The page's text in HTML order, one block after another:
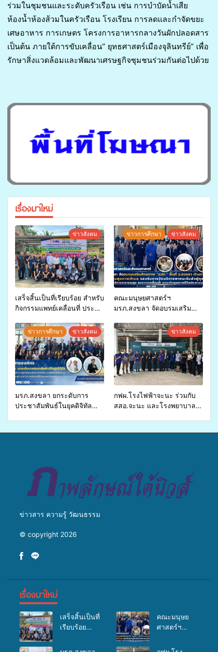
ร่วมในชุมชนและระดับครัวเรือน เช่น การบำบัดน้ำเสีย
ห้องน้ำห้องส้วมในครัวเรือน โรงเรียน การลดและกำจัดขยะ
เศษอาหาร การเกษตร โครงการอาหารกลางวันผักปลอดสาร
เป็นต้น ภายใต้การขับเคลื่อน” ยุทธศาสตร์เมืองจุลินทรีย์” เพื่อ
รักษาสิ่งแวดล้อมและพัฒนาเศรษฐกิจชุมชนร่วมกันต่อไปด้วย
เรื่องมาใหม่
ข่าวสังคม
เสร็จสิ้นเป็นที่เรียบร้อย สำหรับ
กิจกรรมแพทย์เคลื่อนที่ ประจำ
สุขภาพแก่ประชาชนในพื้นที่
อำเภอจะนะ
ข่าวการศึกษา ข่าวสังคม
คณะมนุษยศาสตร์ฯ
มรภ.สงขลา จัดอบรมเสริม
จ่ายงบกองทุนสุขภาพตำบล
รองรับการจัดบริการพาหนะรับ
ส่งผู้ทุพพลภาพเพื่อเข้ารับ
บริการสาธารณสุข ลดความ
เหลื่อมล้ำ ยกระดับคุณภาพ
ชีวิตประชาชนอย่างยั่งยืน
ข่าวการศึกษา ข่าวสังคม
มรภ.สงขลา ยกระดับการ
ประชาสัมพันธ์ในยุคดิจิทัล
ข่าวสังคม
กฟผ.โรงไฟฟ้าจะนะ ร่วมกับ
สสอ.จะนะ และโรงพยาบาล
ข่าวสาร ความรู้ วัฒนธรรม
© copyright 2026
เรื่องมาใหม่
เสร็จสิ้นเป็นที่
เรียบร้อย
คณะมนุษย
ศาสตร์ฯ
จัดอบรมเสริม